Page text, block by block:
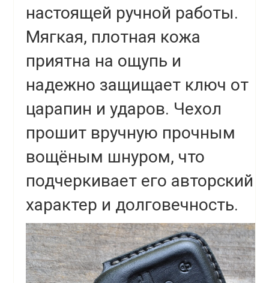
настоящей ручной работы.
Мягкая, плотная кожа
приятна на ощупь и
надежно защищает ключ от
царапин и ударов. Чехол
прошит вручную прочным
вощёным шнуром, что
подчеркивает его авторский
характер и долговечность.